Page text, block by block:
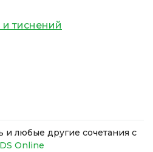
и тиснений
любые другие сочетания с
Online